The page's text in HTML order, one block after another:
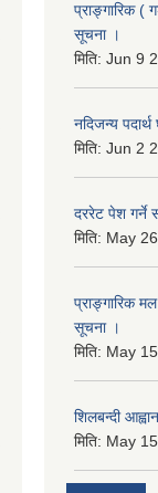
प्राङ्गारिक (
सूचना ।
मिति: Jun 9
नदिजन्य पदार्थ
मिति: Jun 2
दररेट पेश गर्ने
मिति: May
प्राङ्गारिक
सूचना ।
मिति: May
शिलबन्दी
मिति: May